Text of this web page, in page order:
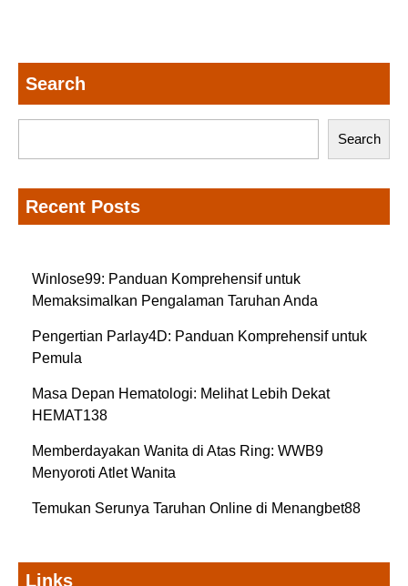
Search
Search
Recent Posts
Winlose99: Panduan Komprehensif untuk
Memaksimalkan Pengalaman Taruhan Anda
Pengertian Parlay4D: Panduan Komprehensif untuk
Pemula
Masa Depan Hematologi: Melihat Lebih Dekat
HEMAT138
Memberdayakan Wanita di Atas Ring: WWB9
Menyoroti Atlet Wanita
Temukan Serunya Taruhan Online di Menangbet88
Links